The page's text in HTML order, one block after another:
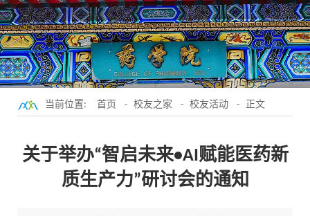
当前位置: 首页 - 校友之家 - 校友活动 - 正文
关于举办“智启未来•AI赋能医药新
质生产力”研讨会的通知